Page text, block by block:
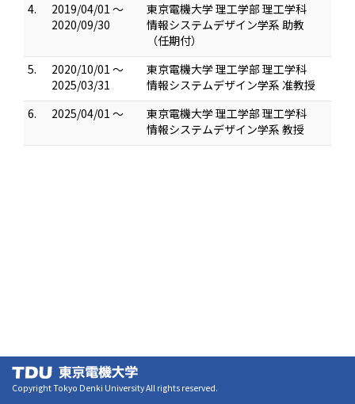
4.
2019/04/01 ～
2020/09/30
東京電機大学 理工学部 理工学科
情報システムデザイン学系 助教
（任期付）
5.
2020/10/01 ～
2025/03/31
東京電機大学 理工学部 理工学科
情報システムデザイン学系 准教授
6.
2025/04/01 ～
東京電機大学 理工学部 理工学科
情報システムデザイン学系 教授
Copyright Tokyo Denki University All rights reserved.